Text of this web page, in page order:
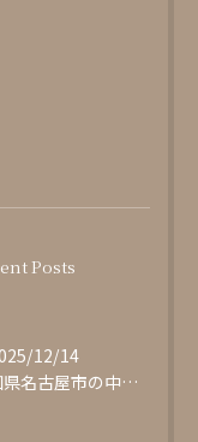
Posts
12/14
愛知県名古屋市の中心部に位置する女性専用パーソナルジムgli...